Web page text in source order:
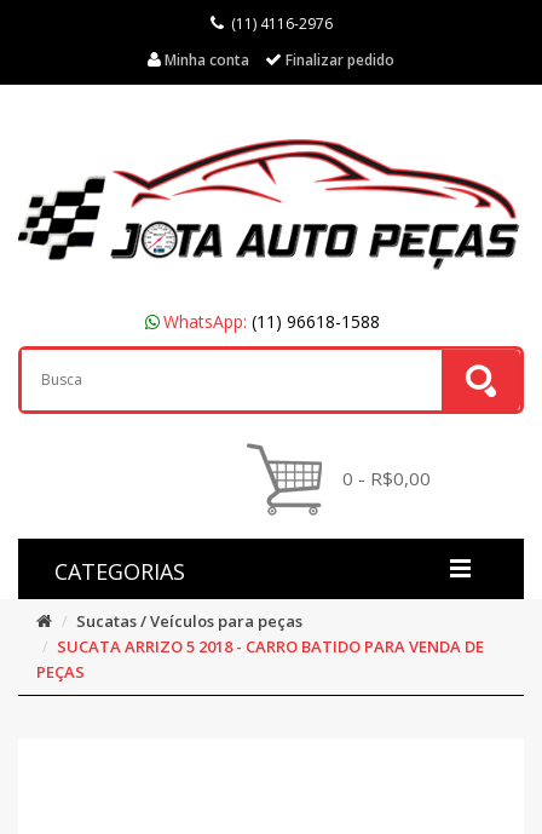
(11) 4116-2976
Minha conta
Finalizar pedido
WhatsApp: (11) 96618-1588
0 - R$0,00
CATEGORIAS
Sucatas / Veículos para peças
SUCATA ARRIZO 5 2018 - CARRO BATIDO PARA VENDA DE
PEÇAS